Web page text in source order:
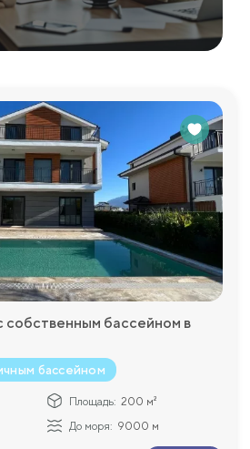
собственным бассейном в
бассейном
Площадь: 200 м²
До моря: 9000 м